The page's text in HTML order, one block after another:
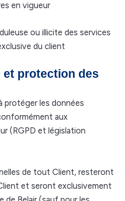
en vigueur
ou illicite des services
du client
protection des
protéger les données
aux
(RGPD et législation
de tout Client, resteront
et seront exclusivement